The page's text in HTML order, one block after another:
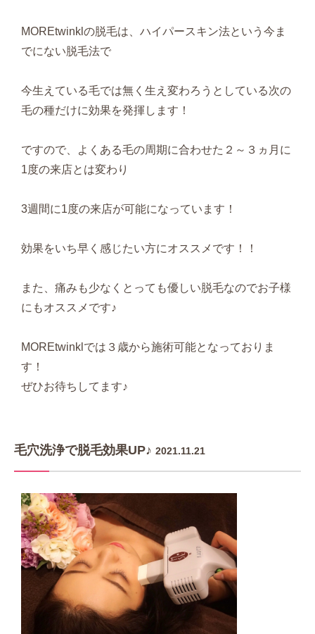
MOREtwinklの脱毛は、ハイパースキン法という今ま
でにない脱毛法で
今生えている毛では無く生え変わろうとしている次の
毛の種だけに効果を発揮します！
ですので、よくある毛の周期に合わせた２～３ヵ月に
1度の来店とは変わり
3週間に1度の来店が可能になっています！
効果をいち早く感じたい方にオススメです！！
また、痛みも少なくとっても優しい脱毛なのでお子様
にもオススメです♪
MOREtwinklでは３歳から施術可能となっておりま
す！
ぜひお待ちしてます♪
毛穴洗浄で脱毛効果UP♪ 2021.11.21